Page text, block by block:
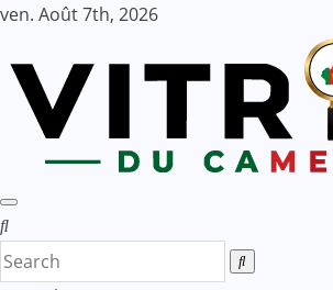
Skip
content
ven. Août 7th, 2026